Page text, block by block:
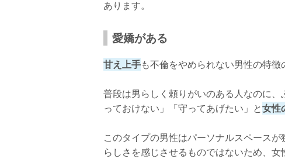
あります。
愛嬌がある
甘え上手も不倫をやめられない男性の特徴
普段は男らしく頼りがいのある人なのに
っておけない」「守ってあげたい」と女性
このタイプの男性はパーソナルスペース
らしさを感じさせるものではないため、女